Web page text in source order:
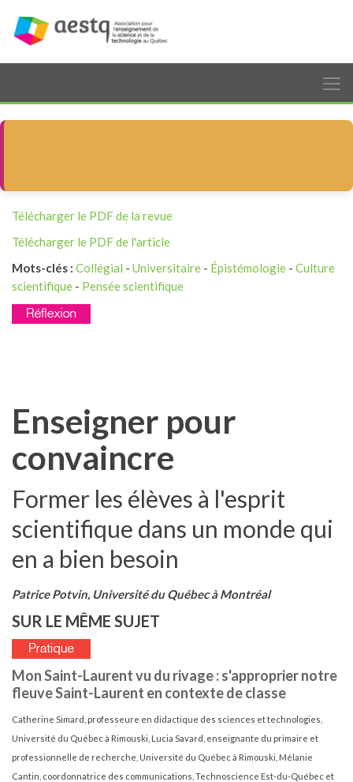
Télécharger le PDF de la revue
Télécharger le PDF de l'article
Mots-clés : Collégial - Universitaire - Épistémologie - Culture
scientifique - Pensée scientifique
Enseigner pour
convaincre
Former les élèves à l'esprit
scientifique dans un monde qui
en a bien besoin
Patrice Potvin, Université du Québec à Montréal
SUR LE MÊME SUJET
Mon Saint-Laurent vu du rivage : s'approprier notre
fleuve Saint-Laurent en contexte de classe
Catherine Simard, professeure en didactique des sciences et technologies,
Université du Québec à Rimouski, Lucia Savard, enseignante du primaire et
professionnelle de recherche, Université du Québec à Rimouski, Mélanie
Cantin, coordonnatrice des communications, Technoscience Est-du-Québec et